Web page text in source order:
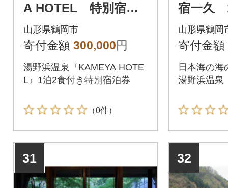
A HOTEL 特別宿泊
券(二名様) 【食と温
泉のこだわりプラ
山形県鶴岡市
寄付金額 300,000円
湯野浜温泉『KAMEYA HOTE
L』1泊2食付き特別宿泊券
（0件）
宿一久
宿泊券
かる 頂
山形県鶴岡
寄付金額
日本海の海
湯野浜温泉
31 32